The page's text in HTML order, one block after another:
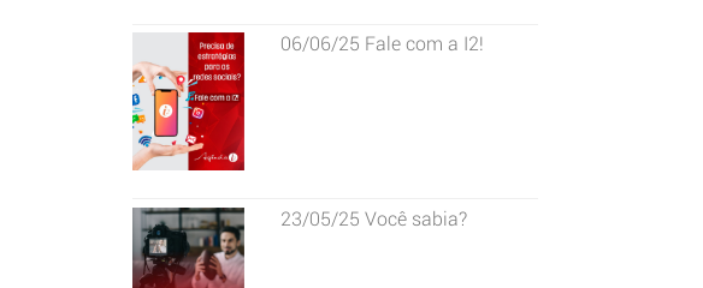
06/06/25 Fale com a I2!
23/05/25 Você sabia?